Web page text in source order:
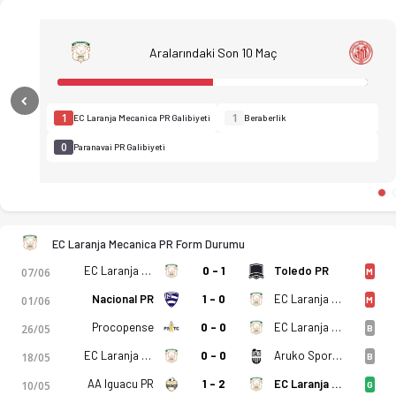
Brezilya - Paranaense, 2. Divisao Çeyrek Final - EC Laranja
Aralarındaki Son 10 Maç
1 EC Laranja Mecanica PR Galibiyeti 1 Beraberlik
0 Paranavai PR Galibiyeti
Previous
EC Laranja Mecanica PR Form Durumu
07/06 EC Laranja Mecanica PR 0 - 1 Toledo PR M
01/06 Nacional PR 1 - 0 EC Laranja Mecanica PR M
26/05 Procopense 0 - 0 EC Laranja Mecanica PR B
18/05 EC Laranja Mecanica PR 0 - 0 Aruko Sports PR B
10/05 AA Iguacu PR 1 - 2 EC Laranja Mecanica PR G